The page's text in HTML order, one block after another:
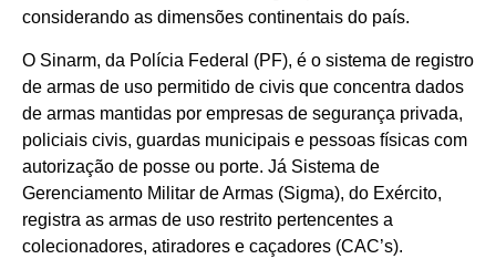
considerando as dimensões continentais do país.
O Sinarm, da Polícia Federal (PF), é o sistema de registro
de armas de uso permitido de civis que concentra dados
de armas mantidas por empresas de segurança privada,
policiais civis, guardas municipais e pessoas físicas com
autorização de posse ou porte. Já Sistema de
Gerenciamento Militar de Armas (Sigma), do Exército,
registra as armas de uso restrito pertencentes a
colecionadores, atiradores e caçadores (CAC’s).